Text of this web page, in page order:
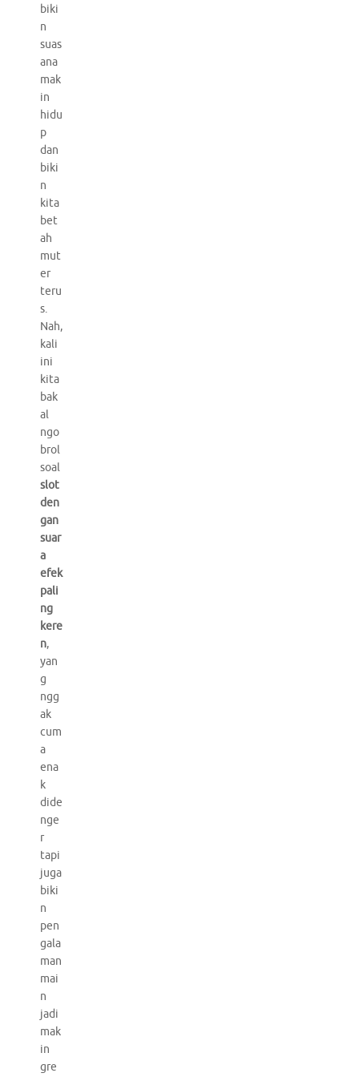
biki
n
suas
ana
mak
in
hidu
p
dan
biki
n
kita
bet
ah
mut
er
teru
s.
Nah,
kali
ini
kita
bak
al
ngo
brol
soal
slot
den
gan
suar
a
efek
pali
ng
kere
n,
yan
g
ngg
ak
cum
a
ena
k
dide
nge
r
tapi
juga
biki
n
pen
gala
man
mai
n
jadi
mak
in
gre